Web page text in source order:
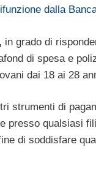
dalla
in grado di
di spesa e
dai 18 ai 28
strumenti di
qualsiasi
di soddisfare